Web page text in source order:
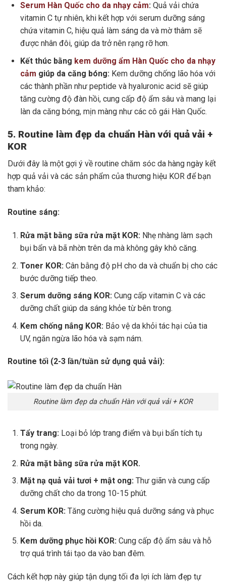
Serum Hàn Quốc cho da nhạy cảm: Quả vải chứa
vitamin C tự nhiên, khi kết hợp với serum dưỡng sáng
chứa vitamin C, hiệu quả làm sáng da và mờ thâm sẽ
được nhân đôi, giúp da trở nên rạng rỡ hơn.
Kết thúc bằng kem dưỡng ẩm Hàn Quốc cho da nhạy
cảm giúp da căng bóng: Kem dưỡng chống lão hóa với
các thành phần như peptide và hyaluronic acid sẽ giúp
tăng cường độ đàn hồi, cung cấp độ ẩm sâu và mang lại
làn da căng bóng, mịn màng như các cô gái Hàn Quốc.
5. Routine làm đẹp da chuẩn Hàn với quả vải +
KOR
Dưới đây là một gợi ý về routine chăm sóc da hàng ngày kết
hợp quả vải và các sản phẩm của thương hiệu KOR để bạn
tham khảo:
Routine sáng:
Rửa mặt bằng sữa rửa mặt KOR: Nhẹ nhàng làm sạch
bụi bẩn và bã nhờn trên da mà không gây khô căng.
Toner KOR: Cân bằng độ pH cho da và chuẩn bị cho các
bước dưỡng tiếp theo.
Serum dưỡng sáng KOR: Cung cấp vitamin C và các
dưỡng chất giúp da sáng khỏe từ bên trong.
Kem chống nắng KOR: Bảo vệ da khỏi tác hại của tia
UV, ngăn ngừa lão hóa và sạm nám.
Routine tối (2-3 lần/tuần sử dụng quả vải):
Routine làm đẹp da chuẩn Hàn với quả vải + KOR
Tẩy trang: Loại bỏ lớp trang điểm và bụi bẩn tích tụ
trong ngày.
Rửa mặt bằng sữa rửa mặt KOR.
Mặt nạ quả vải tươi + mật ong: Thư giãn và cung cấp
dưỡng chất cho da trong 10-15 phút.
Serum KOR: Tăng cường hiệu quả dưỡng sáng và phục
hồi da.
Kem dưỡng phục hồi KOR: Cung cấp độ ẩm sâu và hỗ
trợ quá trình tái tạo da vào ban đêm.
Cách kết hợp này giúp tận dụng tối đa lợi ích làm đẹp tự